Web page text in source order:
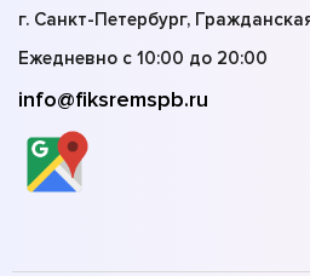
г. Санкт-Петербург,
Ежедневно с 10:00 до 20:00
info@fiksremspb.ru